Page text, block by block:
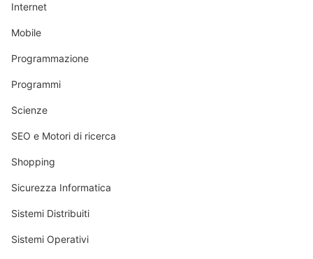
Internet
Mobile
Programmazione
Programmi
Scienze
SEO e Motori di ricerca
Shopping
Sicurezza Informatica
Sistemi Distribuiti
Sistemi Operativi